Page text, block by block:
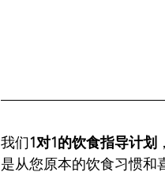
我们1对1的饮食指导计划 ，
是从您原本的饮食习惯和